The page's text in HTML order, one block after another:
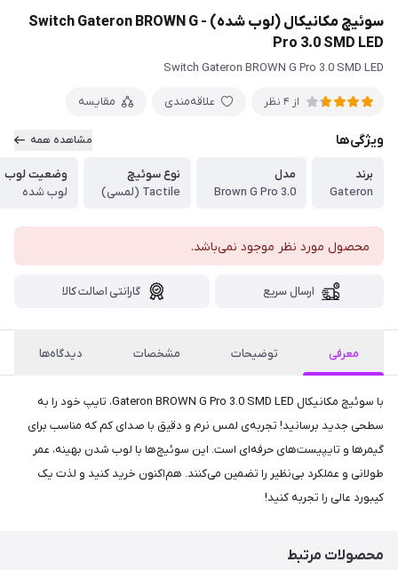
سوئیچ مکانیکال (لوب شده) - Switch Gateron BROWN G
Pro 3.0 SMD LED
Switch Gateron BROWN G Pro 3.0 SMD LED
از 4 نظر علاقه‌مندی مقایسه
ویژگی‌ها مشاهده همه
برند
Gateron
مدل
Brown G Pro 3.0
نوع سوئیچ
Tactile (لمسی)
وضعیت لوب
لوب شده
محصول مورد نظر موجود نمی‌باشد.
ارسال سریع گارانتی اصالت کالا
معرفی توضیحات مشخصات دیدگاه‌ها
با سوئیچ مکانیکال Gateron BROWN G Pro 3.0 SMD LED، تایپ خود را به
سطحی جدید برسانید! تجربه‌ی لمس نرم و دقیق با صدای کم که مناسب برای
گیمرها و تایپیست‌های حرفه‌ای است. این سوئیچ‌ها با لوب شدن بهینه، عمر
طولانی و عملکرد بی‌نظیر را تضمین می‌کنند. هم‌اکنون خرید کنید و لذت یک
کیبورد عالی را تجربه کنید!
محصولات مرتبط